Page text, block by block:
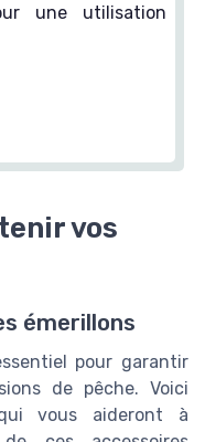
une utilisation
vos
émerillons
pour garantir
de pêche. Voici
vous aideront à